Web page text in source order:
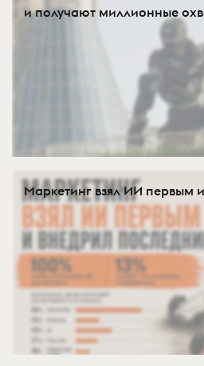
и получают миллионные
Маркетинг взял ИИ первым